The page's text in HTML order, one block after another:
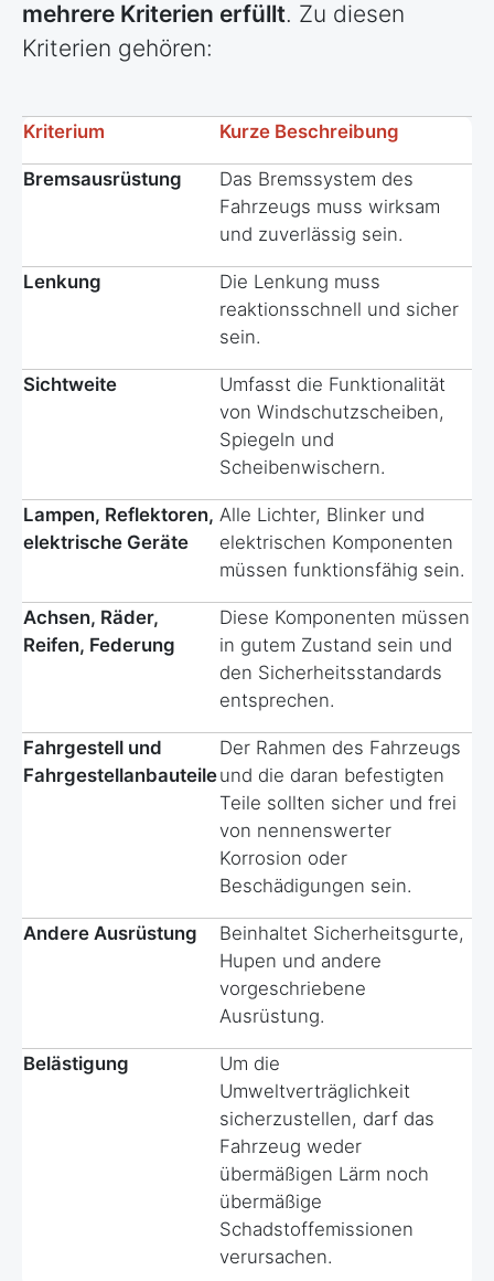
mehrere Kriterien erfüllt. Zu diesen
Kriterien gehören:
Kriterium Kurze Beschreibung
Bremsausrüstung
Das Bremssystem des
Fahrzeugs muss wirksam
und zuverlässig sein.
Lenkung
Die Lenkung muss
reaktionsschnell und sicher
sein.
Sichtweite
Umfasst die Funktionalität
von Windschutzscheiben,
Spiegeln und
Scheibenwischern.
Lampen, Reflektoren,
elektrische Geräte
Alle Lichter, Blinker und
elektrischen Komponenten
müssen funktionsfähig sein.
Achsen, Räder,
Reifen, Federung
Diese Komponenten müssen
in gutem Zustand sein und
den Sicherheitsstandards
entsprechen.
Fahrgestell und
Fahrgestellanbauteile
Der Rahmen des Fahrzeugs
und die daran befestigten
Teile sollten sicher und frei
von nennenswerter
Korrosion oder
Beschädigungen sein.
Andere Ausrüstung
Beinhaltet Sicherheitsgurte,
Hupen und andere
vorgeschriebene
Ausrüstung.
Belästigung
Um die
Umweltverträglichkeit
sicherzustellen, darf das
Fahrzeug weder
übermäßigen Lärm noch
übermäßige
Schadstoffemissionen
verursachen.